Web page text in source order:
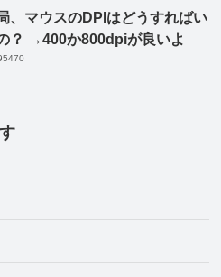
、マウスのDPIはどうすればい
？ →400か800dpiが良いよ